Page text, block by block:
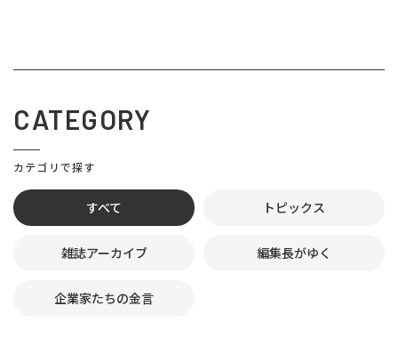
CATEGORY
カテゴリで探す
すべて トピックス
雑誌アーカイブ 編集長がゆく
企業家たちの金言